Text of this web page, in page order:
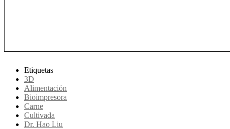
Etiquetas
3D
Alimentación
Bioimpresora
Carne
Cultivada
Dr. Hao Liu